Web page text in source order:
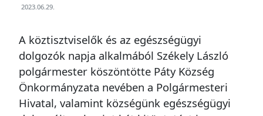
2023.06.29.
A köztisztviselők és az egészségügyi
dolgozók napja alkalmából Székely László
polgármester köszöntötte Páty Község
Önkormányzata nevében a Polgármesteri
Hivatal, valamint községünk egészségügyi